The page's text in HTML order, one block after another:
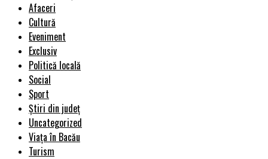
Afaceri
Cultură
Eveniment
Exclusiv
Politică locală
Social
Sport
Știri din județ
Uncategorized
Viața în Bacău
Turism